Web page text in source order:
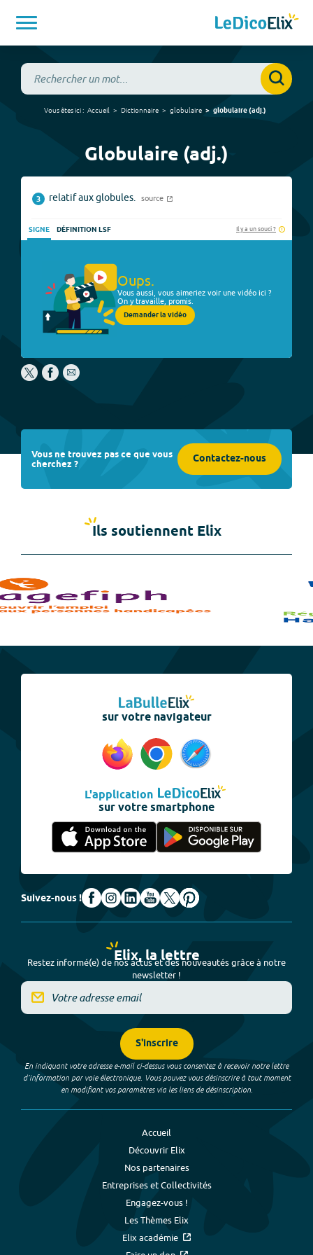
Vous êtes ici : Accueil Dictionnaire globulaire globulaire(adj.)
Globulaire (adj.)
3 relatif aux globules. source
SIGNE DÉFINITION LSF Il y a un souci ?
Oups.
Vous aussi, vous aimeriez voir une vidéo ici ?
On y travaille, promis.
Demander la vidéo
Vous ne trouvez pas ce que vous
cherchez ? Contactez-nous
Ils soutiennent Elix
sur votre navigateur
L'application
sur votre smartphone
Suivez-nous !
Elix, la lettre
Restez informé(e) de nos actus et des nouveautés grâce à notre
newsletter !
S'inscrire
En indiquant votre adresse e-mail ci-dessus vous consentez à recevoir notre lettre
d’information par voie électronique. Vous pouvez vous désinscrire à tout moment
en modifiant vos paramètres via les liens de désinscription.
Accueil
Découvrir Elix
Nos partenaires
Entreprises et Collectivités
Engagez-vous !
Les Thèmes Elix
Elix académie